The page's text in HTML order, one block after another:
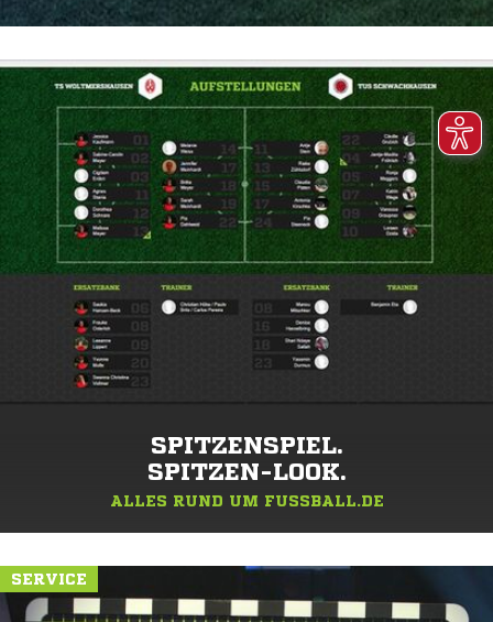
SPITZENSPIEL.
SPITZEN-LOOK.
ALLES RUND UM FUSSBALL.DE
SERVICE